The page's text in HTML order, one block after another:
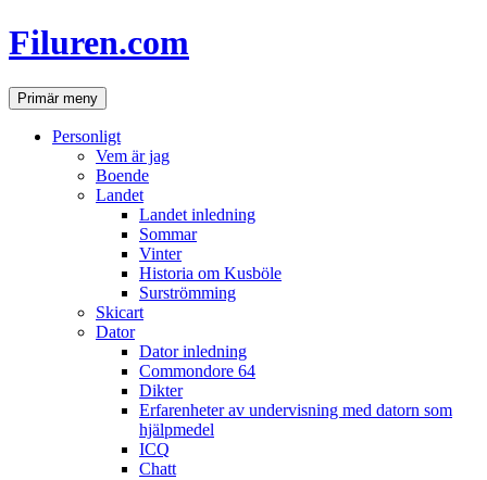
Hoppa
till
Filuren.com
SökPrimär meny
Personligt
Vem är jag
Boende
Landet
Landet inledning
Sommar
Vinter
Historia om Kusböle
Surströmming
Skicart
Dator
Dator inledning
Commondore 64
Dikter
Erfarenheter av undervisning med datorn som
hjälpmedel
ICQ
Chatt